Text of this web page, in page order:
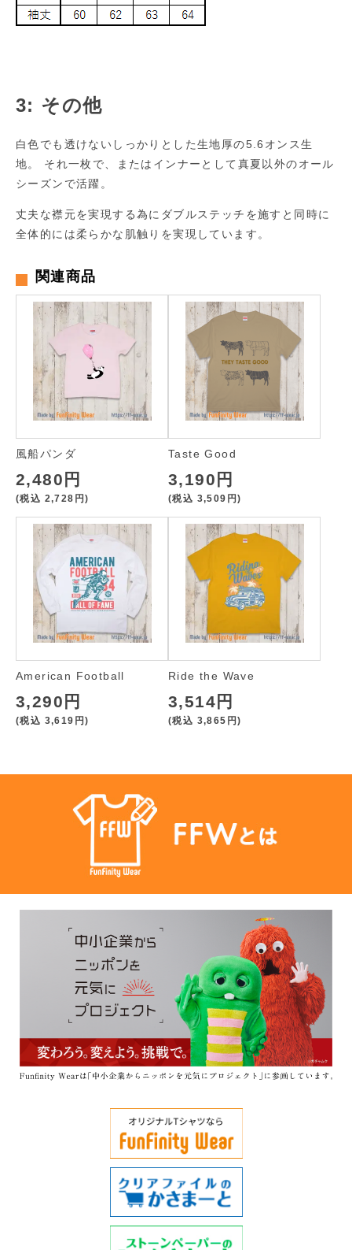
3: その他
白色でも透けないしっかりとした生地厚の5.6オンス生
地。 それ一枚で、またはインナーとして真夏以外のオール
シーズンで活躍。
丈夫な襟元を実現する為にダブルステッチを施すと同時に
全体的には柔らかな肌触りを実現しています。
関連商品
風船パンダ
2,480円
(税込 2,728円)
Taste Good
3,190円
(税込 3,509円)
American Football
3,290円
(税込 3,619円)
Ride the Wave
3,514円
(税込 3,865円)